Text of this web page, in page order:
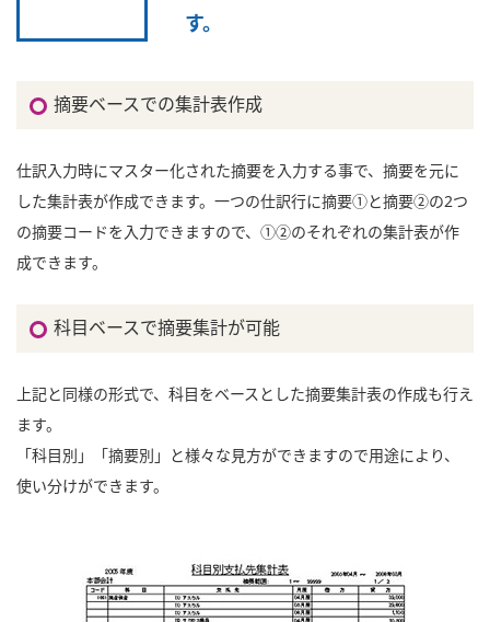
す。
摘要ベースでの集計表作成
仕訳入力時にマスター化された摘要を入力する事で、摘要を元に
した集計表が作成できます。一つの仕訳行に摘要①と摘要②の2つ
の摘要コードを入力できますので、①②のそれぞれの集計表が作
成できます。
科目ベースで摘要集計が可能
上記と同様の形式で、科目をベースとした摘要集計表の作成も行え
ます。
「科目別」「摘要別」と様々な見方ができますので用途により、
使い分けができます。